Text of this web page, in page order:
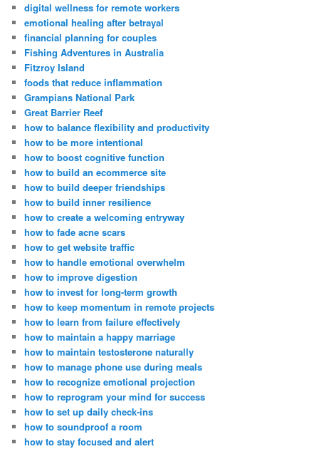
digital wellness for remote workers
emotional healing after betrayal
financial planning for couples
Fishing Adventures in Australia
Fitzroy Island
foods that reduce inflammation
Grampians National Park
Great Barrier Reef
how to balance flexibility and productivity
how to be more intentional
how to boost cognitive function
how to build an ecommerce site
how to build deeper friendships
how to build inner resilience
how to create a welcoming entryway
how to fade acne scars
how to get website traffic
how to handle emotional overwhelm
how to improve digestion
how to invest for long-term growth
how to keep momentum in remote projects
how to learn from failure effectively
how to maintain a happy marriage
how to maintain testosterone naturally
how to manage phone use during meals
how to recognize emotional projection
how to reprogram your mind for success
how to set up daily check-ins
how to soundproof a room
how to stay focused and alert